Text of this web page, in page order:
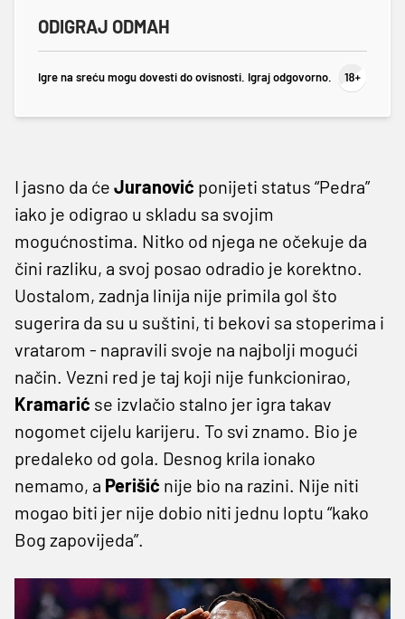
ODIGRAJ ODMAH
Igre na sreću mogu dovesti do ovisnosti. Igraj odgovorno.
I jasno da će Juranović ponijeti status “Pedra”
iako je odigrao u skladu sa svojim
mogućnostima. Nitko od njega ne očekuje da
čini razliku, a svoj posao odradio je korektno.
Uostalom, zadnja linija nije primila gol što
sugerira da su u suštini, ti bekovi sa stoperima i
vratarom - napravili svoje na najbolji mogući
način. Vezni red je taj koji nije funkcionirao,
Kramarić se izvlačio stalno jer igra takav
nogomet cijelu karijeru. To svi znamo. Bio je
predaleko od gola. Desnog krila ionako
nemamo, a Perišić nije bio na razini. Nije niti
mogao biti jer nije dobio niti jednu loptu “kako
Bog zapovijeda”.